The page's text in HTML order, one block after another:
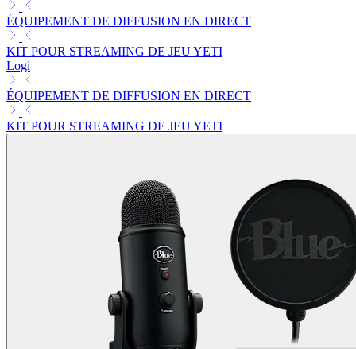
ÉQUIPEMENT DE DIFFUSION EN DIRECT
KIT POUR STREAMING DE JEU YETI
Logi
ÉQUIPEMENT DE DIFFUSION EN DIRECT
KIT POUR STREAMING DE JEU YETI